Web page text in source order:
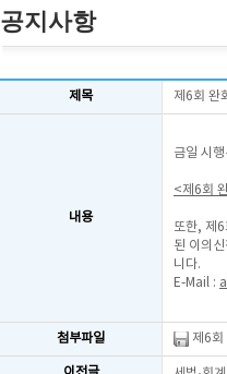
공지사항
제목 제6회 완
내용
금일 시
<제6회
또한, 제
된 이의
니다.
E-Mail :
첨부파일 제6